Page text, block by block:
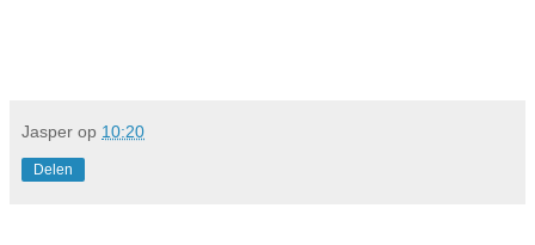
Jasper op 10:20
Delen